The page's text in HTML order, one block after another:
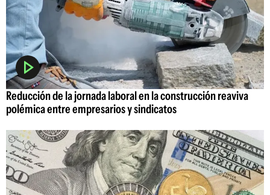
Reducción de la jornada laboral en la construcción reaviva
polémica entre empresarios y sindicatos